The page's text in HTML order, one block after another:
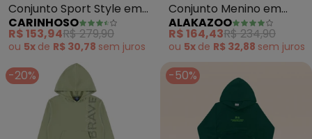
Conjunto Sport Style em
Moletom (Verde Musgo)
CARINHOSO
R$ 153,94R$ 279,90
ou 5x de R$ 30,78 sem juros
Conjunto Menino em
Moletom Felpado
(Verde)
ALAKAZOO
R$ 164,43R$ 234,90
ou 5x de R$ 32,88 sem juros
-20% -50%